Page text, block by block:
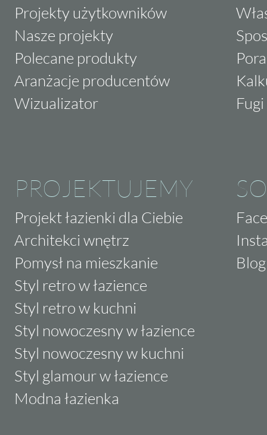
Projekty użytkowników
Nasze projekty
Polecane produkty
Aranżacje producentów
Wizualizator
PROJEKTUJEMY
Projekt łazienki dla Ciebie
Architekci wnętrz
Pomysł na mieszkanie
Styl retro w łazience
Styl retro w kuchni
Styl nowoczesny w łazience
Styl nowoczesny w kuchni
Styl glamour w łazience
Modna łazienka
Blog